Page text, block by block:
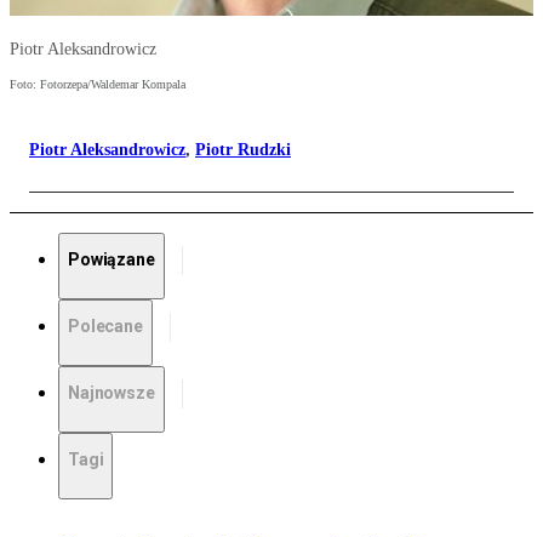
Piotr Aleksandrowicz
Foto: Fotorzepa/Waldemar Kompala
Piotr Aleksandrowicz, Piotr Rudzki
Powiązane
Polecane
Najnowsze
Tagi